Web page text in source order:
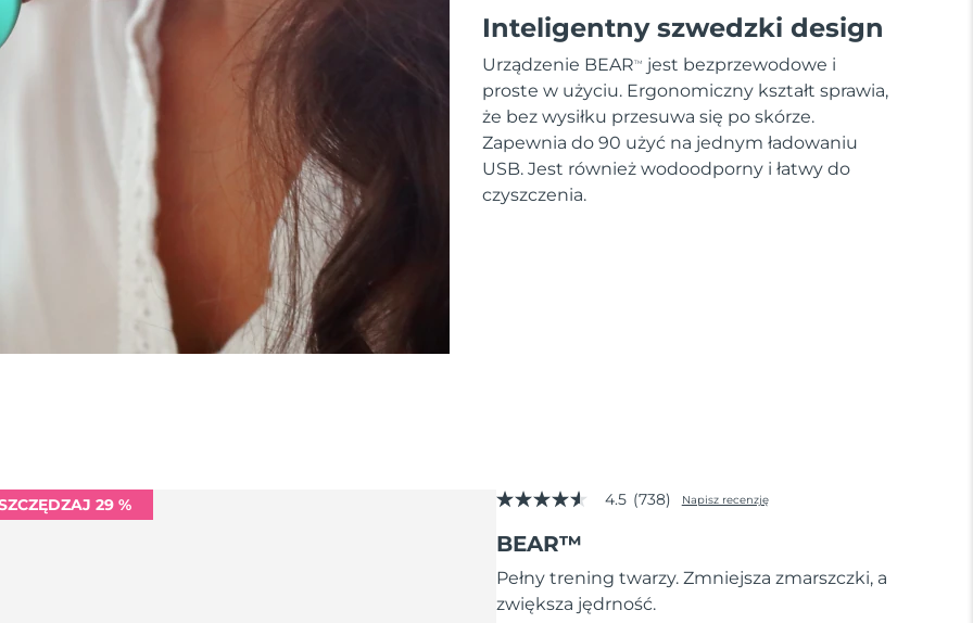
Inteligentny szwedzki design
Urządzenie BEARTM
jest bezprzewodowe i
proste w użyciu. Ergonomiczny kształt sprawia,
że bez wysiłku przesuwa się po skórze.
Zapewnia do 90 użyć na jednym ładowaniu
USB. Jest również wodoodporny i łatwy do
czyszczenia.
29 %
4.5
5
średnia
wartość
oceny.
4.5 (738) Napisz recenzję
BEAR™
Pełny trening twarzy. Zmniejsza zmarszczki, a
zwiększa jędrność.